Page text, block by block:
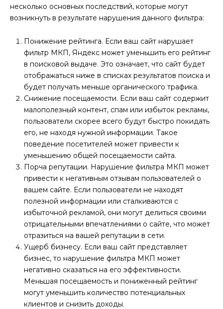
несколько основных последствий, которые могут
возникнуть в результате нарушения данного фильтра:
Понижение рейтинга. Если ваш сайт нарушает
фильтр МКП, Яндекс может уменьшить его рейтинг
в поисковой выдаче. Это означает, что сайт будет
отображаться ниже в списках результатов поиска и
будет получать меньше органического трафика.
Снижение посещаемости. Если ваш сайт содержит
малополезный контент, спам или избыток рекламы,
пользователи скорее всего будут быстро покидать
его, не находя нужной информации. Такое
поведение посетителей может привести к
уменьшению общей посещаемости сайта.
Порча репутации. Нарушение фильтра МКП может
привести к негативным отзывам пользователей о
вашем сайте. Если пользователи не находят
полезной информации или сталкиваются с
избыточной рекламой, они могут делиться своими
отрицательными впечатлениями о сайте, что может
отразиться на вашей репутации в сети.
Ущерб бизнесу. Если ваш сайт представляет
бизнес, то нарушение фильтра МКП может
негативно сказаться на его эффективности.
Меньшая посещаемость и пониженный рейтинг
могут уменьшить количество потенциальных
клиентов и снизить доходы.